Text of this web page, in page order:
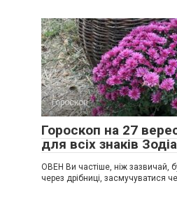
Гороскоп
Гороскоп на 27
для всіх знаків
ОВЕН Ви частіше, ніж зазвичай,
через дрібниці, засмучуватися